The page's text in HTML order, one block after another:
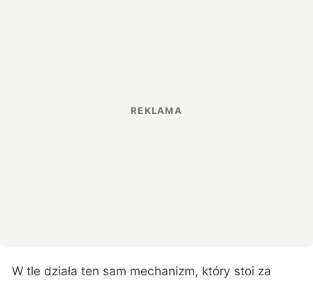
W tle działa ten sam mechanizm, który stoi za